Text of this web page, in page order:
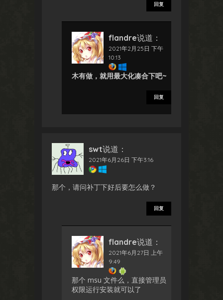
回复
flandre说道：
2021年2月25日 下午
10:13
木有做，就用最大化凑合下吧~
回复
swt说道：
2021年6月26日 下午3:16
那个，请问补丁下好后要怎么做？
回复
flandre说道：
2021年6月27日 上午
9:49
那个 msu 文件么，直接管理员
权限运行安装就可以了